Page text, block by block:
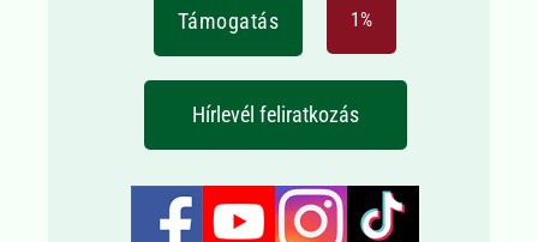
Támogatás 1%
Hírlevél feliratkozás